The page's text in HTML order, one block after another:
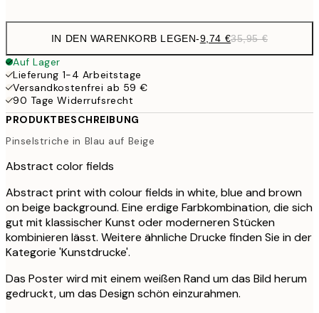
IN DEN WARENKORB LEGEN-9,74 €35,95 €
Auf Lager
Lieferung 1-4 Arbeitstage
Versandkostenfrei ab 59 €
90 Tage Widerrufsrecht
PRODUKTBESCHREIBUNG
Pinselstriche in Blau auf Beige
Abstract color fields
Abstract print with colour fields in white, blue and brown
on beige background. Eine erdige Farbkombination, die sich
gut mit klassischer Kunst oder moderneren Stücken
kombinieren lässt. Weitere ähnliche Drucke finden Sie in der
Kategorie 'Kunstdrucke'.
Das Poster wird mit einem weißen Rand um das Bild herum
gedruckt, um das Design schön einzurahmen.